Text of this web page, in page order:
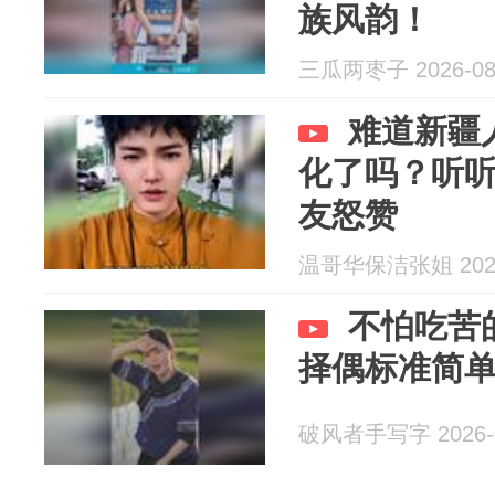
族风韵！
三瓜两枣子 2026-
难道新疆
化了吗？听
友怒赞
温哥华保洁张姐
不怕吃苦
择偶标准简
破风者手写字